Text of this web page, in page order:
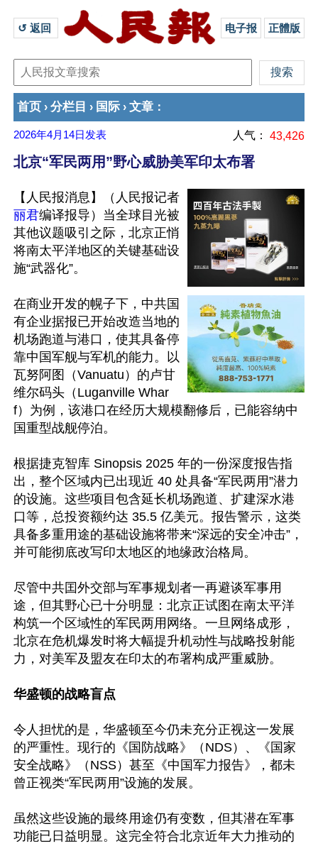
↺ 返回 电子报 正體版
首页 › 分栏目 › 国际 › 文章 ：
2026年4月14日 发表 人气： 43,426
北京“军民两用”野心威胁美军印太布署
【人民报消息】（人民报记者
丽君编译报导）当全球目光被
其他议题吸引之际，北京正悄
将南太平洋地区的关键基础设
施“武器化”。
在商业开发的幌子下，中共国
有企业据报已开始改造当地的
机场跑道与港口，使其具备停
靠中国军舰与军机的能力。以
瓦努阿图（Vanuatu）的卢甘
维尔码头（Luganville Whar
f）为例，该港口在经历大规模翻修后，已能容纳中
国重型战舰停泊。
根据捷克智库 Sinopsis 2025 年的一份深度报告指
出，整个区域内已出现近 40 处具备“军民两用”潜力
的设施。这些项目包含延长机场跑道、扩建深水港
口等，总投资额约达 35.5 亿美元。报告警示，这类
具备多重用途的基础设施将带来“深远的安全冲击”，
并可能彻底改写印太地区的地缘政治格局。
尽管中共囯外交部与军事规划者一再避谈军事用
途，但其野心已十分明显：北京正试图在南太平洋
构筑一个区域性的军民两用网络。一旦网络成形，
北京在危机爆发时将大幅提升机动性与战略投射能
力，对美军及盟友在印太的布署构成严重威胁。
华盛顿的战略盲点
令人担忧的是，华盛顿至今仍未充分正视这一发展
的严重性。现行的《国防战略》（NDS）、《国家
安全战略》（NSS）甚至《中国军力报告》，都未
曾正视类“军民两用”设施的发展。
虽然这些设施的最终用途仍有变数，但其潜在军事
功能已日益明显。这完全符合北京近年大力推动的